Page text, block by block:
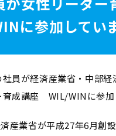
に参加してい
員が経済産業省・中部経
育成講座 WIL/WINに参加
産業省が平成27年6月創設